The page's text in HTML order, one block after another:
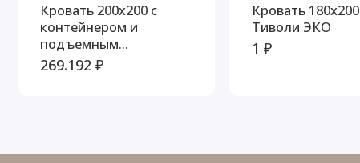
Кровать 200x200 с
контейнером и
подъемным
механизмом Тиволи
269.192 ₽
Кровать 180x200
Тиволи ЭКО
1 ₽